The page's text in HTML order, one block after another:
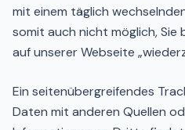
mit einem täglich
somit auch nicht möglich, Sie
auf unserer Webseite
Ein seitenübergreifendes
Daten mit anderen Quellen